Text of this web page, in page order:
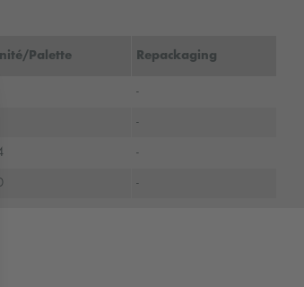
Palette Repackaging
-
-
-
-